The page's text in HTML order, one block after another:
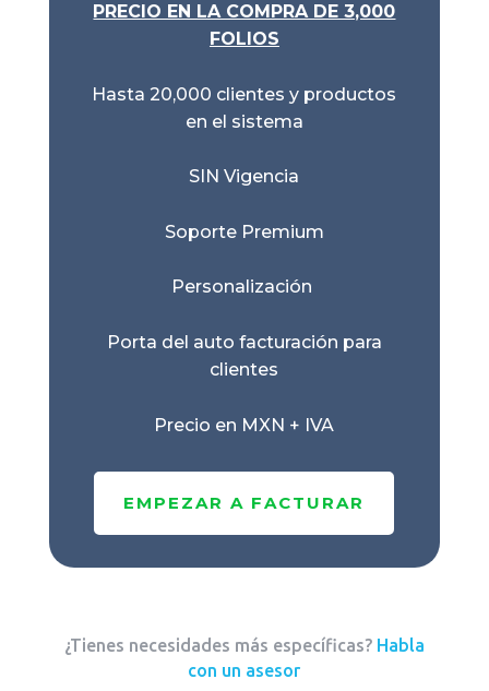
PRECIO EN LA COMPRA DE 3,000
FOLIOS
Hasta 20,000 clientes y productos
en el sistema
SIN Vigencia
Soporte Premium
Personalización
Porta del auto facturación para
clientes
Precio en MXN + IVA
EMPEZAR A FACTURAR
¿Tienes necesidades más específicas? Habla
con un asesor